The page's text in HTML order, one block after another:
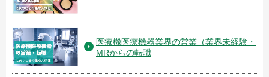
医療機医療機器業界の営業（業界未経験・
MRからの転職